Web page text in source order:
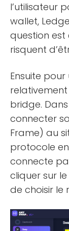
l’utilisateur
wallet,
question est
risquent
Ensuite pour
bridge.
connecter
Frame) au
protocole
connecte
cliquer sur
de choisir le